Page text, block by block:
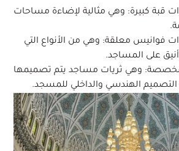
قبة كبيرة: وهي مثالية لإضاءة مساحات
فوانيس معلقة: وهي من الأنواع التي
على المساجد.
وهي ثريات مساجد يتم تصميمها
الهندسي والداخلي للمسجد.